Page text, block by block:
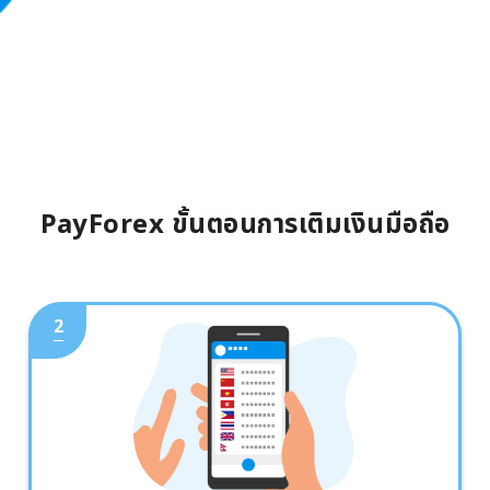
PayForex ขั้นตอนการเติมเงินมือถือ
2